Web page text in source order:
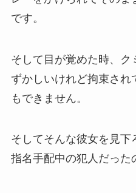
です。
そして目が覚めた時、
ずかしいけれど拘束され
もできません。
そしてそんな彼女を見下
指名手配中の犯人だった